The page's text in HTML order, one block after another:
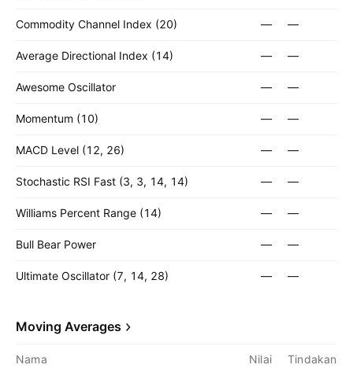
Commodity Channel Index (20) — —
Average Directional Index (14) — —
Awesome Oscillator — —
Momentum (10) — —
MACD Level (12, 26) — —
Stochastic RSI Fast (3, 3, 14, 14) — —
Williams Percent Range (14) — —
Bull Bear Power — —
Ultimate Oscillator (7, 14, 28) — —
Moving Averages
Nama Nilai Tindakan